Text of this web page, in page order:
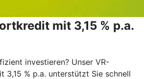
mit 3,15 % p.a.
investieren? Unser VR-
3,15 % p.a. unterstützt Sie schnell